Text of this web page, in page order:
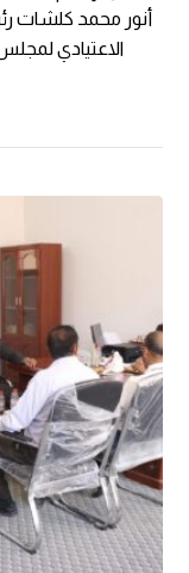
أنور محمد كلشات
الاعتيادي